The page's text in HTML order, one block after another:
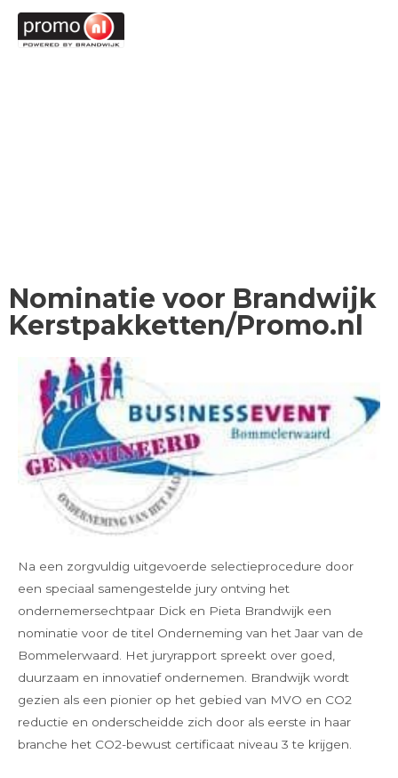
Nominatie voor Brandwijk
Kerstpakketten/Promo.nl
Na een zorgvuldig uitgevoerde selectieprocedure door
een speciaal samengestelde jury ontving het
ondernemersechtpaar Dick en Pieta Brandwijk een
nominatie voor de titel Onderneming van het Jaar van de
Bommelerwaard. Het juryrapport spreekt over goed,
duurzaam en innovatief ondernemen. Brandwijk wordt
gezien als een pionier op het gebied van MVO en CO2
reductie en onderscheidde zich door als eerste in haar
branche het CO2-bewust certificaat niveau 3 te krijgen.